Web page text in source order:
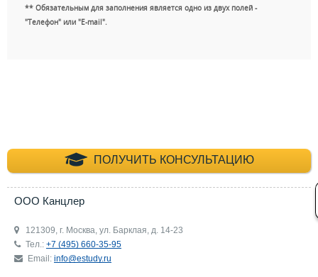
** Обязательным для заполнения является одно из двух полей -
"Телефон" или "E-mail".
ПОЛУЧИТЬ КОНСУЛЬТАЦИЮ
+7 (495) 660-35-
ООО Канцлер
121309, г. Москва, ул. Барклая, д. 14-23
Тел.: +7 (495) 660-35-95
Email: info@estudy.ru